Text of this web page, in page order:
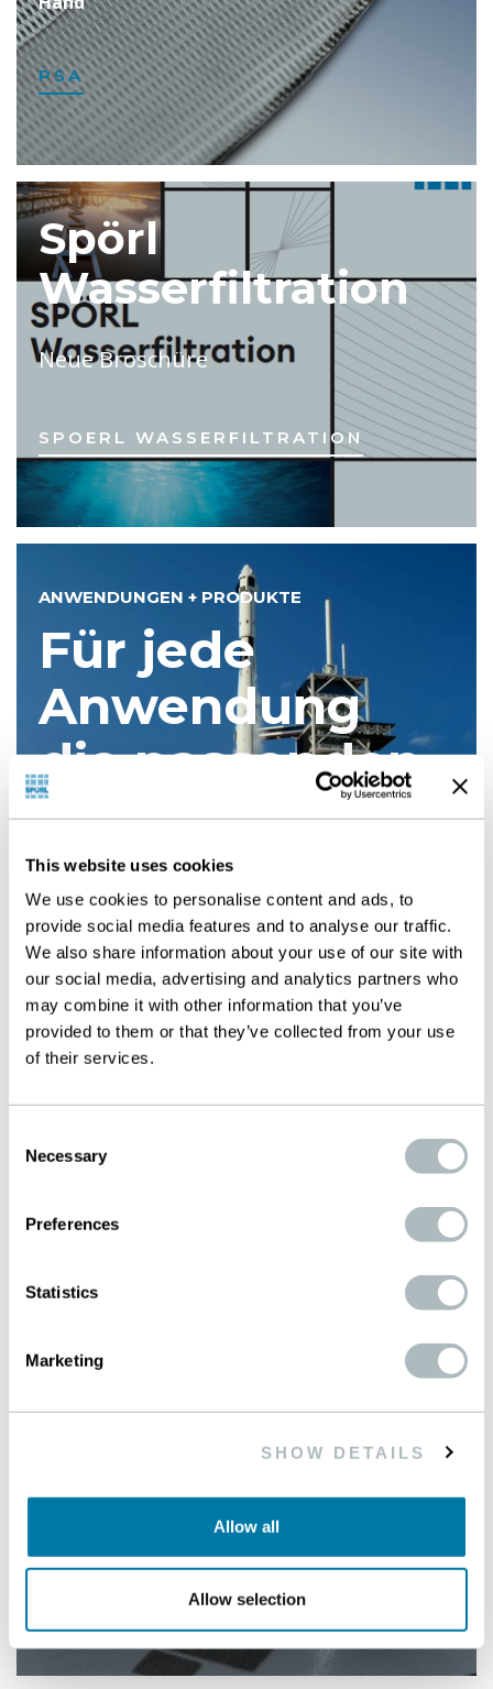
This website uses cookies
We use cookies to personalise content and ads, to
provide social media features and to analyse our traffic.
We also share information about your use of our site with
our social media, advertising and analytics partners who
may combine it with other information that you’ve
provided to them or that they’ve collected from your use
of their services.
Selection
Necessary
Preferences
Statistics
Marketing
SHOW DETAILS
Allow all
Allow selection
PSA
Spörl
Wasserfiltration
Neue Broschüre
SPOERL WASSERFILTRATION
ANWENDUNGEN + PRODUKTE
Für jede
Anwendung
die passenden
Gewebe
ANWENDUNGEN + PRODUKTE
MESSEN
FILTECH 2026
Spörl SC-Technologies